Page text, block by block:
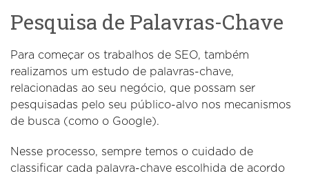
Pesquisa de Palavras-Chave
Para começar os trabalhos de SEO, também
realizamos um estudo de palavras-chave,
relacionadas ao seu negócio, que possam ser
pesquisadas pelo seu público-alvo nos mecanismos
de busca (como o Google).
Nesse processo, sempre temos o cuidado de
classificar cada palavra-chave escolhida de acordo